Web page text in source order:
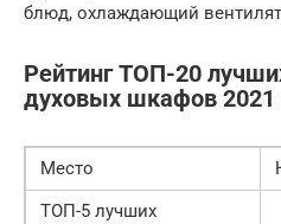
блюд, охлаждающий
Рейтинг ТОП-20
духовых шкафов 2021
Место
ТОП-5 лучших